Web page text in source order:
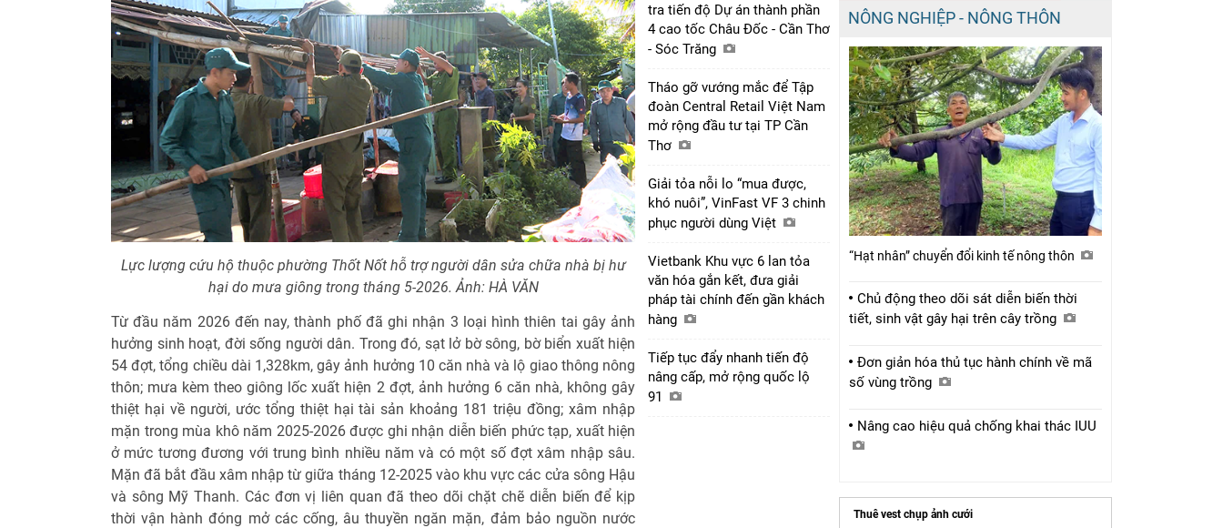
Lực lượng cứu hộ thuộc phường Thốt Nốt hỗ trợ người dân sửa chữa nhà bị hư
hại do mưa giông trong tháng 5-2026. Ảnh: HÀ VĂN
Từ đầu năm 2026 đến nay, thành phố đã ghi nhận 3 loại hình thiên tai gây ảnh
hưởng sinh hoạt, đời sống người dân. Trong đó, sạt lở bờ sông, bờ biển xuất hiện
54 đợt, tổng chiều dài 1,328km, gây ảnh hưởng 10 căn nhà và lộ giao thông nông
thôn; mưa kèm theo giông lốc xuất hiện 2 đợt, ảnh hưởng 6 căn nhà, không gây
thiệt hại về người, ước tổng thiệt hại tài sản khoảng 181 triệu đồng; xâm nhập
mặn trong mùa khô năm 2025-2026 được ghi nhận diễn biến phức tạp, xuất hiện
ở mức tương đương với trung bình nhiều năm và có một số đợt xâm nhập sâu.
Mặn đã bắt đầu xâm nhập từ giữa tháng 12-2025 vào khu vực các cửa sông Hậu
và sông Mỹ Thanh. Các đơn vị liên quan đã theo dõi chặt chẽ diễn biến để kịp
thời vận hành đóng mở các cống, âu thuyền ngăn mặn, đảm bảo nguồn nước
tra tiến độ Dự án thành phần
4 cao tốc Châu Đốc - Cần Thơ
- Sóc Trăng
Tháo gỡ vướng mắc để Tập
đoàn Central Retail Việt Nam
mở rộng đầu tư tại TP Cần
Thơ
Giải tỏa nỗi lo “mua được,
khó nuôi”, VinFast VF 3 chinh
phục người dùng Việt
Vietbank Khu vực 6 lan tỏa
văn hóa gắn kết, đưa giải
pháp tài chính đến gần khách
hàng
Tiếp tục đẩy nhanh tiến độ
nâng cấp, mở rộng quốc lộ
91
NÔNG NGHIỆP - NÔNG THÔN
“Hạt nhân” chuyển đổi kinh tế nông thôn
Chủ động theo dõi sát diễn biến thời
tiết, sinh vật gây hại trên cây trồng
Đơn giản hóa thủ tục hành chính về mã
số vùng trồng
Nâng cao hiệu quả chống khai thác IUU
Thuê vest chụp ảnh cưới